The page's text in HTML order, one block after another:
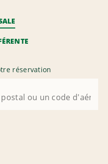
réservation